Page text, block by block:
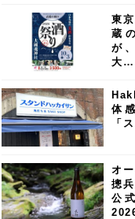
4 アメリカ 4
4 三重県
オーストラリア 2 台湾 2
SAKEの時代を生きる 2
全蔵めぐり 1 シンガポー
群馬県 1 熊本県 1
東
蔵
が
大…
体
「
オ
摠
公